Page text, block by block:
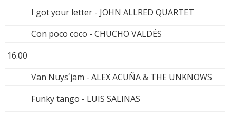
I got your letter - JOHN ALLRED QUARTET
Con poco coco - CHUCHO VALDÉS
16.00
Van Nuys´jam - ALEX ACUÑA & THE UNKNOWS
Funky tango - LUIS SALINAS